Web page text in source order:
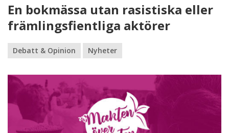
En bokmässa utan rasistiska eller
främlingsfientliga aktörer
Debatt & Opinion Nyheter